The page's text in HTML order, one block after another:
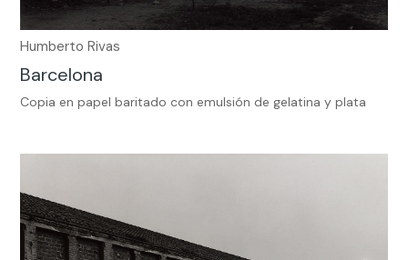
Humberto Rivas
Barcelona
Copia en papel baritado con emulsión de gelatina y plata